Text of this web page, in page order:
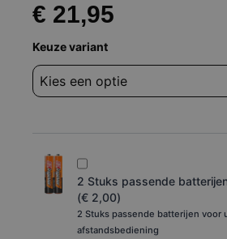
€ 21,95
Keuze variant
2 Stuks passende
(€ 2,00)
2 Stuks passende batterijen voor
afstandsbediening
Afstandsbediening
Formuler
Z10
pro